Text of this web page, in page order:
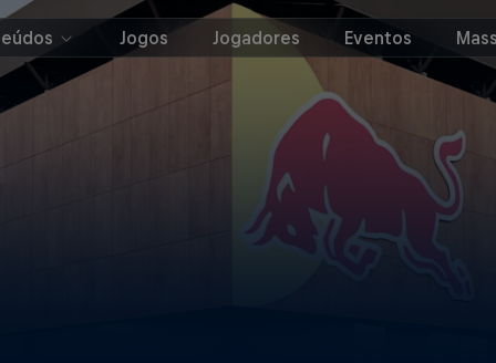
Jogos Jogadores Eventos